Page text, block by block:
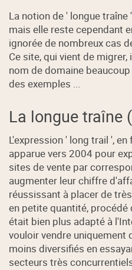
La notion de ' longue traîne
mais elle reste cependant
ignorée de nombreux cas
Ce site, qui vient de
nom de domaine
des exemples ...
La longue traîne
L'expression ' long trail ',
apparue vers 2004 pour
sites de vente par
augmenter leur chiffre
réussissant à placer de
en petite quantité,
était bien plus adapté à
vouloir vendre uniquement
moins diversifiés en
secteurs très